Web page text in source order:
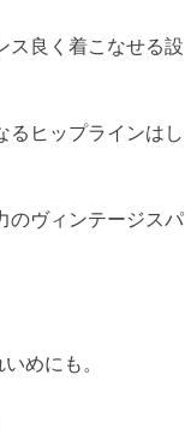
ス良く着こなせる設
るヒップラインはし
のヴィンテージスパ
めにも。